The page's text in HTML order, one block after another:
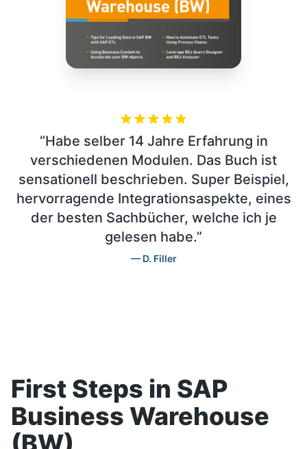
“Habe selber 14 Jahre Erfahrung in
verschiedenen Modulen. Das Buch ist
sensationell beschrieben. Super Beispiel,
hervorragende Integrationsaspekte, eines
der besten Sachbücher, welche ich je
gelesen habe.”
D. Filler
First Steps in SAP
Business Warehouse